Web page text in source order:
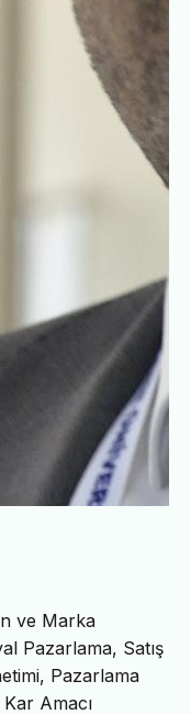
ve Marka
Pazarlama, Satış
Pazarlama
Amacı